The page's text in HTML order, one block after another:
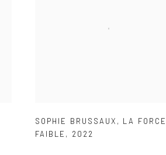
SOPHIE BRUSSAUX , LA FORCE
FAIBLE , 2022